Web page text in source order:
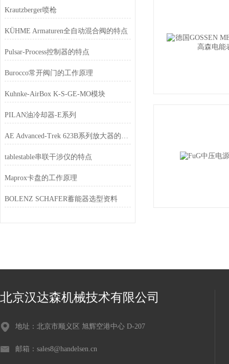
Krautzberger喷枪
KÜHME Armaturen全自动混合阀的特点
Pulsar-Process控制器的特点
Burocco常开阀门的工作原理
Kuhnke-AirBox K-S-GE-MO模块
PILAN油冷却器-E系列
AE Advanced-Trek 623B系列放大器的特点
tablestable串联干涉仪的特点
Maprox卡盘的工作原理
BOLENZ SCHAFER蓄能器选型资料
北京汉达森机械技术有限公司
地址：北京市顺义区 旭辉空港中心 D-207
邮箱：sales8@handelsen.cn